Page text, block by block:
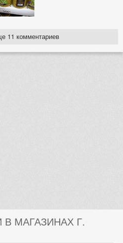
11 комментариев
МАГАЗИНАХ Г.